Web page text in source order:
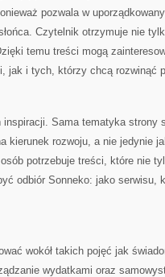
pozwala w
Czytelnik otrzymuje nie
temu treści mogą
jak i tych, którzy chcą rozwinąć
inspiracji. Sama tematyka strony
kierunek rozwoju, a nie jedynie
potrzebuje treści, które nie
odbiór Sonneko: jako serwisu,
wokół takich pojęć jak
wydatkami oraz